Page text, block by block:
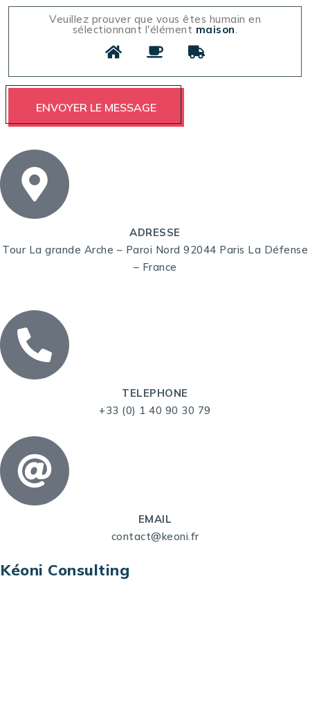
Veuillez prouver que vous êtes humain en
sélectionnant l'élément maison.
ADRESSE
Tour La grande Arche – Paroi Nord 92044 Paris La Défense
– France
TELEPHONE
+33 (0) 1 40 90 30 79
EMAIL
contact@keoni.fr
Kéoni Consulting